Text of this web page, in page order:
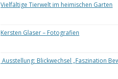
Vielfältige Tierwelt im heimischen Garten
Kersten Glaser – Fotografien
Ausstellung: Blickwechsel „Faszination